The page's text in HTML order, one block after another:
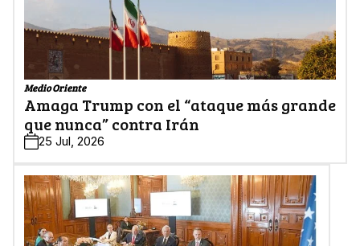
Medio Oriente
Amaga Trump con el “ataque más grande
que nunca” contra Irán
25 Jul, 2026